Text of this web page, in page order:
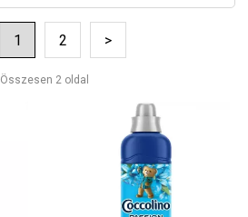
1 2 >
Összesen 2 oldal